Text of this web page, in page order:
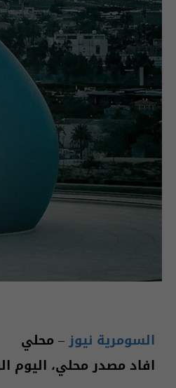
السومرية نيوز– محلي
افاد مصدر محلي، اليوم